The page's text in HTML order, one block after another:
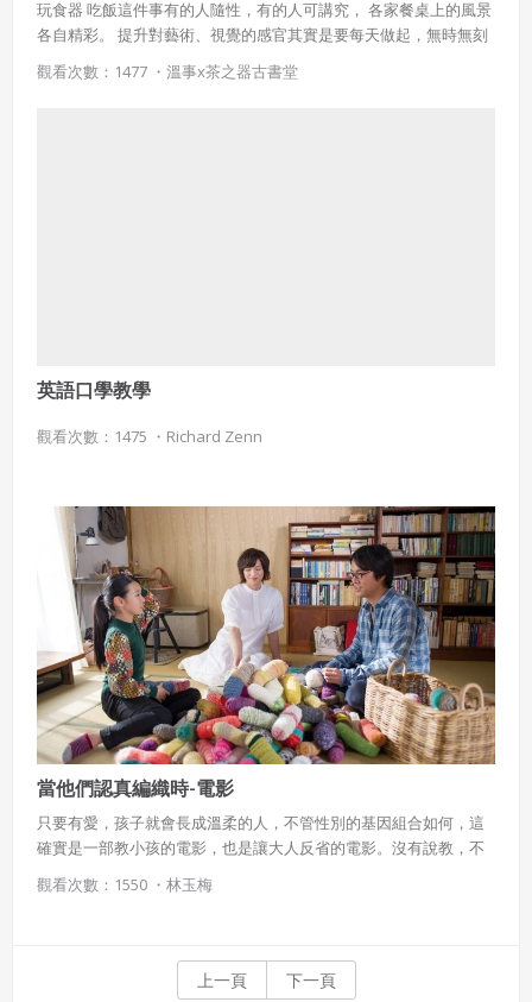
玩食器 吃飯這件事有的人隨性，有的人可講究， 各家餐桌上的風景
各自精彩。 提升對藝術、視覺的感官其實是要每天做起，無時無刻
融入生活， 從每日的「食」與器皿選擇其實就是一個環節，體現人
們對生活型態的注重。 本課程分為兩大部分從食器的藝術認知開始
觀看次數：1477 ・ 溫事x茶之器古書堂
英語口學教學
觀看次數：1475 ・ Richard Zenn
當他們認真編織時-電影
只要有愛，孩子就會長成溫柔的人，不管性別的基因組合如何，這
確實是一部教小孩的電影，也是讓大人反省的電影。沒有說教，不
悶，很日常，讓人落淚。我們愛自己所愛的人，也要祝福他人選擇
自己所愛的權利，我希望在捍衛自己主張想法的時候，也可以跟凜
觀看次數：1550 ・ 林玉梅
上一頁 下一頁